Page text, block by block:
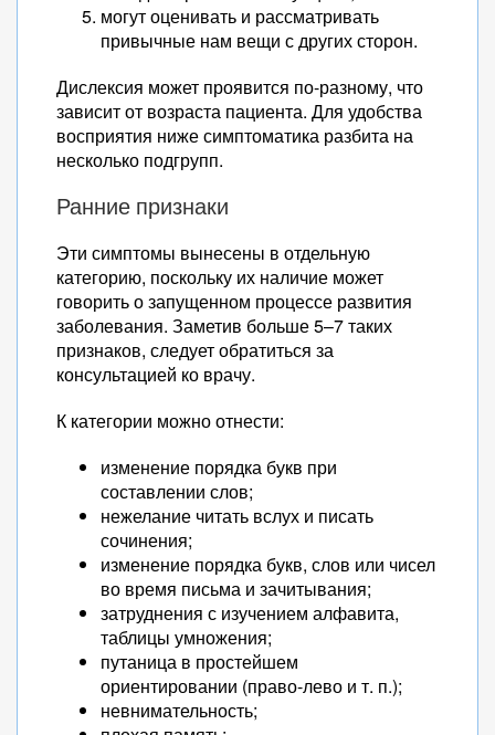
могут оценивать и рассматривать
привычные нам вещи с других сторон.
Дислексия может проявится по-разному, что
зависит от возраста пациента. Для удобства
восприятия ниже симптоматика разбита на
несколько подгрупп.
Ранние признаки
Эти симптомы вынесены в отдельную
категорию, поскольку их наличие может
говорить о запущенном процессе развития
заболевания. Заметив больше 5–7 таких
признаков, следует обратиться за
консультацией ко врачу.
К категории можно отнести:
изменение порядка букв при
составлении слов;
нежелание читать вслух и писать
сочинения;
изменение порядка букв, слов или чисел
во время письма и зачитывания;
затруднения с изучением алфавита,
таблицы умножения;
путаница в простейшем
ориентировании (право-лево и т. п.);
невнимательность;